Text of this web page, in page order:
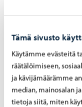
Tämä sivusto
Käytämme evästeitä
räätälöimiseen,
ja kävijämäärämme
median, mainosalan
tietoja siitä, miten
Kuntakohtaiset